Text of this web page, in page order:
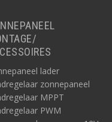
lader
zonnepaneel
MPPT
PWM